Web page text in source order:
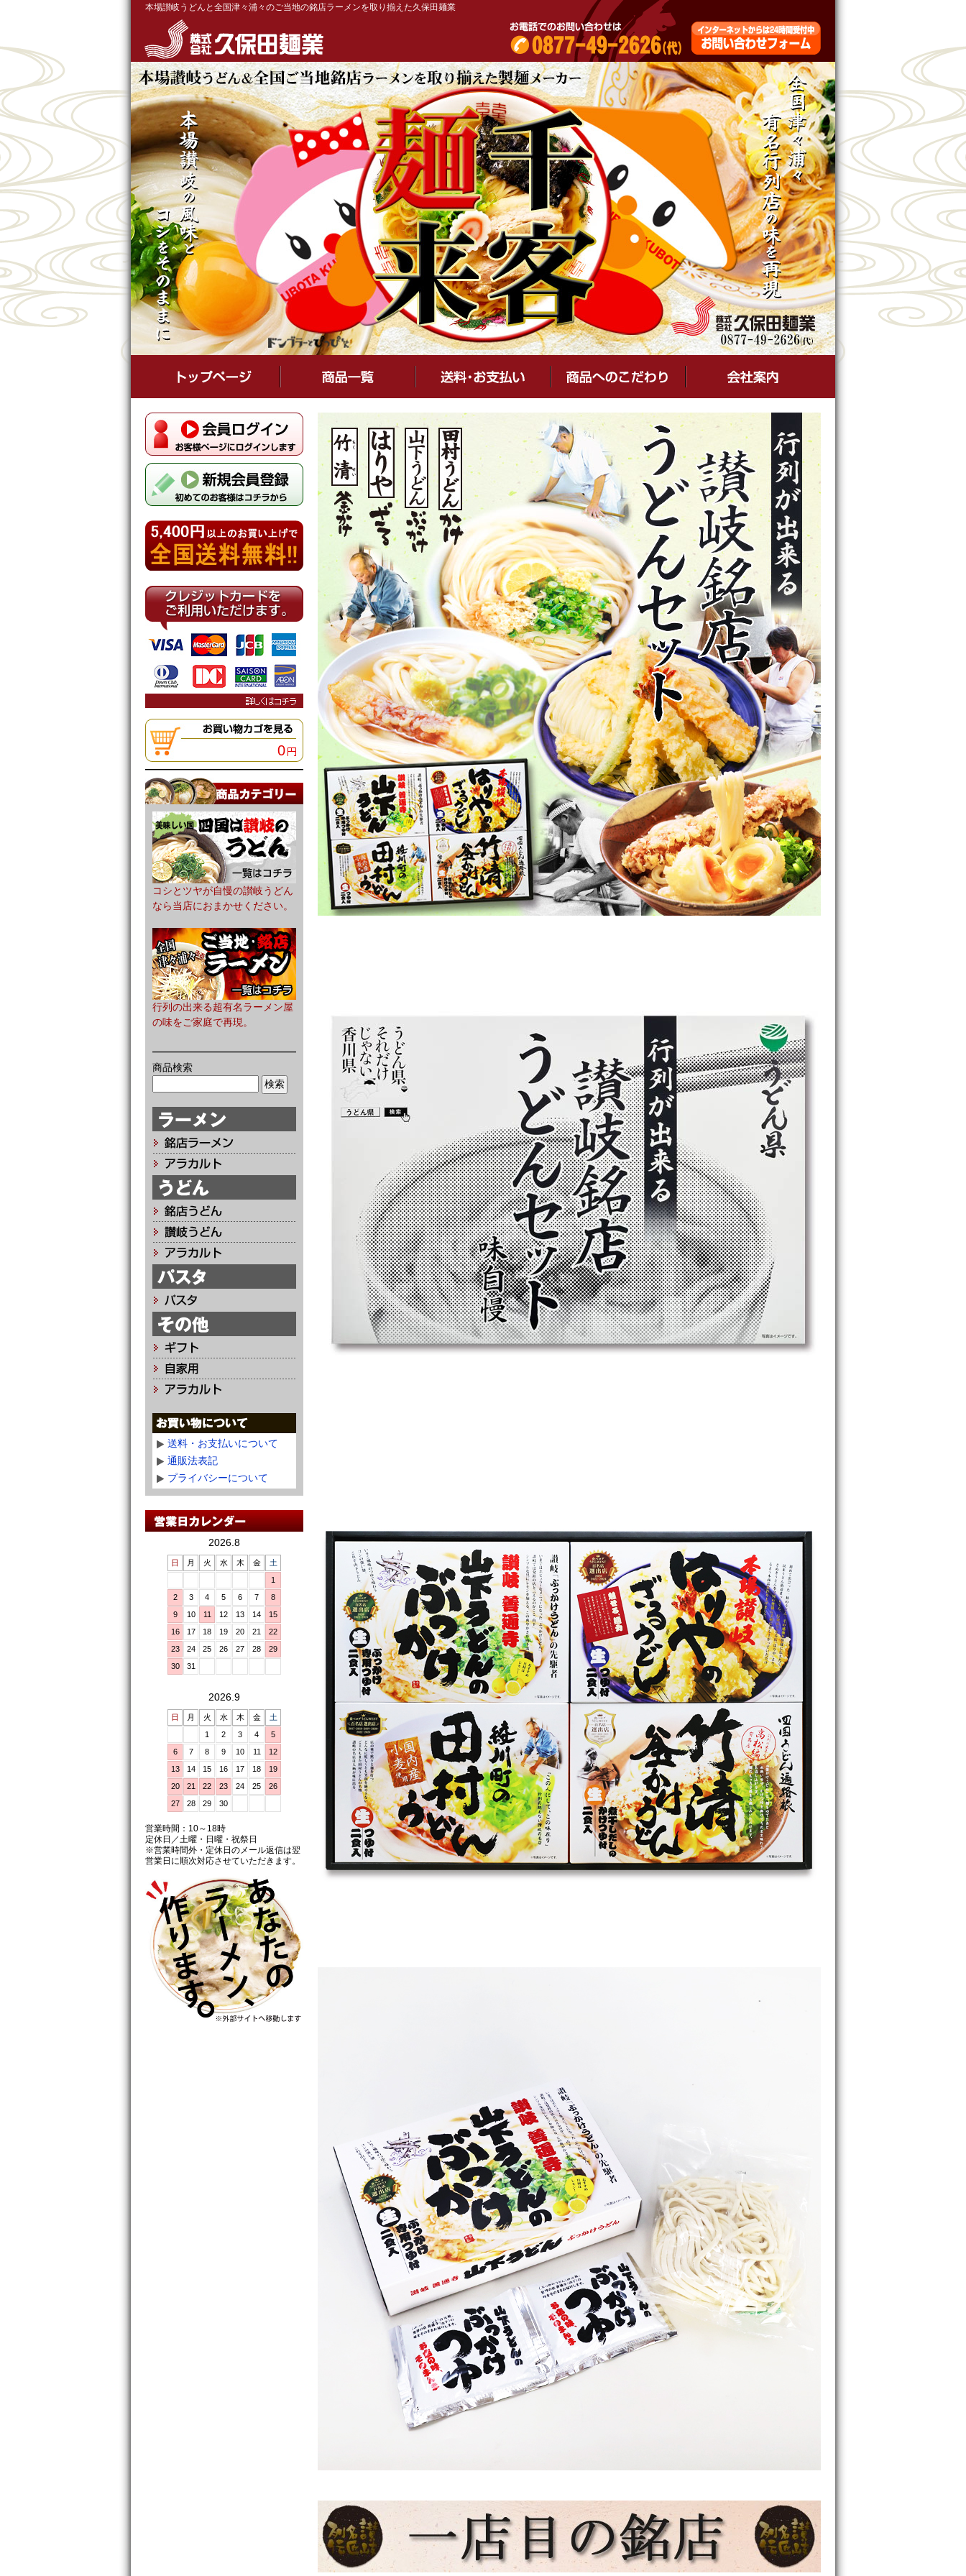
本場讃岐うどんと全国津々浦々のご当地の銘店ラーメンを取り揃えた久保田麺業
0
コシとツヤが自慢の讃岐うどん
なら当店におまかせください。
行列の出来る超有名ラーメン屋
の味をご家庭で再現。
商品検索
送料・お支払いについて
通販法表記
プライバシーについて
2026.8
日 月 火 水 木 金
土
1
2
3 4 5 6 7
8
9
10 11 12 13 14
15
16
17 18 19 20 21
22
23
24 25 26 27 28
29
30
31
2026.9
日 月 火 水 木 金
土
1
2 3 4
5
6
7 8 9 10 11
12
13
14 15 16 17 18
19
20
21 22 23 24 25
26
27
28 29 30
営業時間：10～18時
定休日／土曜・日曜・祝祭日
※営業時間外・定休日のメール返信は翌
営業日に順次対応させていただきます。